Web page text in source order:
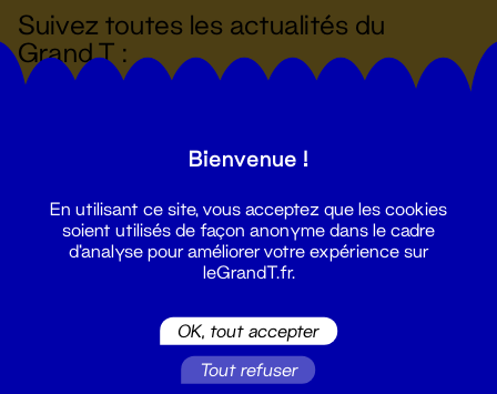
Suivez toutes les actualités du
Grand T :
Bienvenue !
En utilisant ce site, vous acceptez que les cookies
soient utilisés de façon anonyme dans le cadre
d'analyse pour améliorer votre expérience sur
leGrandT.fr.
OK, tout accepter
Tout refuser